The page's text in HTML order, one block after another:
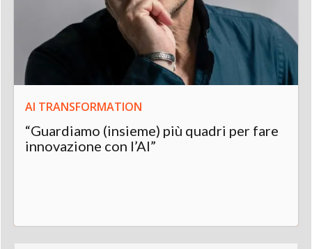
AI TRANSFORMATION
“Guardiamo (insieme) più quadri per fare
innovazione con l’AI”